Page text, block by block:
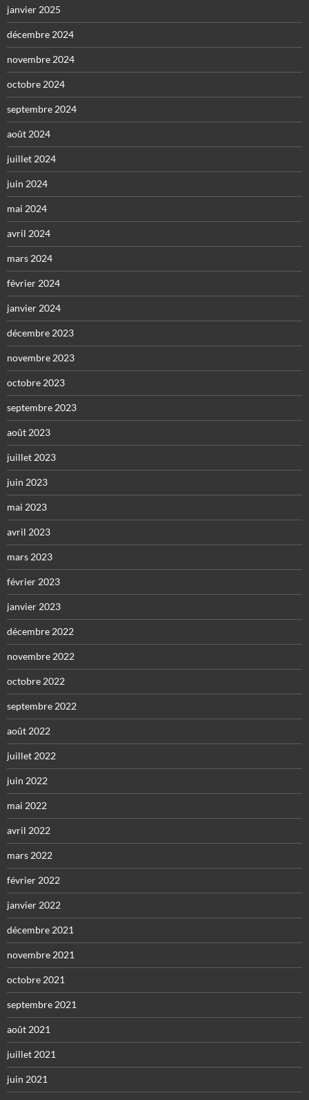
janvier 2025
décembre 2024
novembre 2024
octobre 2024
septembre 2024
août 2024
juillet 2024
juin 2024
mai 2024
avril 2024
mars 2024
février 2024
janvier 2024
décembre 2023
novembre 2023
octobre 2023
septembre 2023
août 2023
juillet 2023
juin 2023
mai 2023
avril 2023
mars 2023
février 2023
janvier 2023
décembre 2022
novembre 2022
octobre 2022
septembre 2022
août 2022
juillet 2022
juin 2022
mai 2022
avril 2022
mars 2022
février 2022
janvier 2022
décembre 2021
novembre 2021
octobre 2021
septembre 2021
août 2021
juillet 2021
juin 2021